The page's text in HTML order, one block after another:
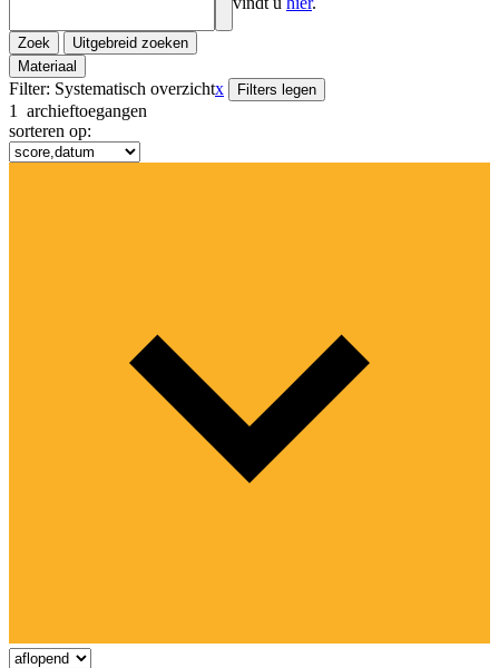
Zoek
Uitgebreid zoeken
Materiaal
Filter: Systematisch overzichtx Filters legen
1 archieftoegangen
sorteren op: